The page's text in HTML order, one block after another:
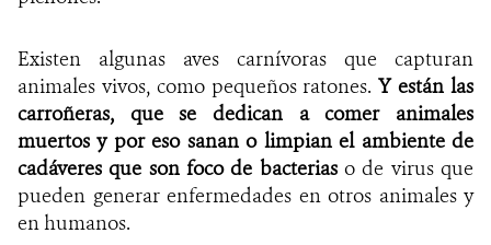
Existen algunas aves carnívoras que capturan
animales vivos, como pequeños ratones.Y están las
carroñeras, que se dedican a comer animales
muertos y por eso sanan o limpian el ambiente de
cadáveres que son foco de bacteriaso de virus que
pueden generar enfermedades en otros animales y
en humanos.